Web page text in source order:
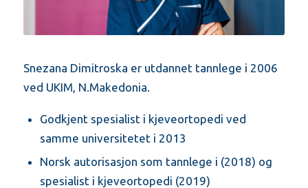
Snezana Dimitroska er utdannet tannlege i 2006
ved UKIM, N.Makedonia.
Godkjent spesialist i kjeveortopedi ved
samme universitetet i 2013
Norsk autorisasjon som tannlege i (2018) og
spesialist i kjeveortopedi (2019)